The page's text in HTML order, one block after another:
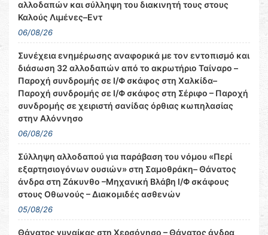
αλλοδαπών και σύλληψη του διακινητή τους στους
Καλούς Λιμένες–Εντ
06/08/26
Συνέχεια ενημέρωσης αναφορικά με τον εντοπισμό και
διάσωση 32 αλλοδαπών από το ακρωτήριο Ταίναρο –
Παροχή συνδρομής σε Ι/Φ σκάφος στη Χαλκίδα–
Παροχή συνδρομής σε Ι/Φ σκάφος στη Σέριφο – Παροχή
συνδρομής σε χειριστή σανίδας όρθιας κωπηλασίας
στην Αλόννησο
06/08/26
Σύλληψη αλλοδαπού για παράβαση του νόμου «Περί
εξαρτησιογόνων ουσιών» στη Σαμοθράκη– Θάνατος
άνδρα στη Ζάκυνθο –Μηχανική Βλάβη Ι/Φ σκάφους
στους Οθωνούς – Διακομιδές ασθενών
05/08/26
Θάνατος γυναίκας στη Χερσόνησο – Θάνατος άνδρα